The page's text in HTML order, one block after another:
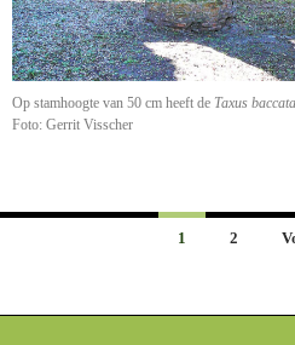
Op stamhoogte van 50 cm heeft de Taxus baccata
Foto: Gerrit Visscher
1 2